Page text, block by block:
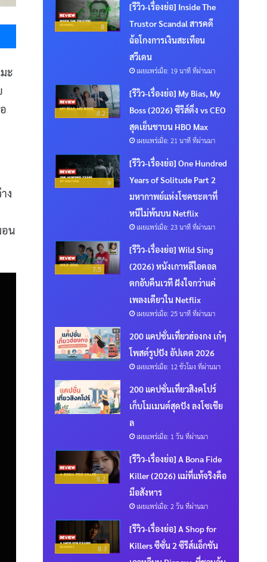
Messenger
ะ
ง
อน
8
[รีวิว-เรื่องย่อ] Inside The
Trustor Scandal สารคดี
ฉ้อโกงการเงินสะเทือน
สวีเดน
เผยแพร่เมื่อ: 19 นาที ที่ผ่านมา
8.2
[รีวิว-เรื่องย่อ] My Bias, My
Boss (2026) ซีรีส์ติ่ง vs CEO
สุดเย็นชาบน HBO Max
เผยแพร่เมื่อ: 21 นาที ที่ผ่านมา
9
[รีวิว-เรื่องย่อ] One Hundred
Years of Solitude Part 2
มหากาพย์แห่งโชคชะตาที่
หนีไม่พ้นบน Netflix
เผยแพร่เมื่อ: 23 นาที ที่ผ่านมา
7.5
[รีวิว-เรื่องย่อ] Wild Sing
(2026) หนังเกาหลีไอดอล
ตกอับคืนเวที ฝังใจกว่าแค่
เพลงเดียวใน Netflix
เผยแพร่เมื่อ: 25 นาที ที่ผ่านมา
200 แคปชั่นเที่ยวฮ่องกง เก๋ๆ
โพสต์รูปปัง อัปเดต 2026
เผยแพร่เมื่อ: 12 ชั่วโมง ที่ผ่านมา
200 แคปชั่นเที่ยวสิงคโปร์
เก็บโมเมนต์สุดปัง ลงโซเชีย
ล
เผยแพร่เมื่อ: 1 วัน ที่ผ่านมา
8.2
[รีวิว-เรื่องย่อ] A Bona Fide
Killer (2026) แม่ที่แท้จริงคือ
มือสังหาร
เผยแพร่เมื่อ: 2 วัน ที่ผ่านมา
8.3
[รีวิว-เรื่องย่อ] A Shop for
Killers ซีซั่น 2 ซีรีส์แอ็กชัน